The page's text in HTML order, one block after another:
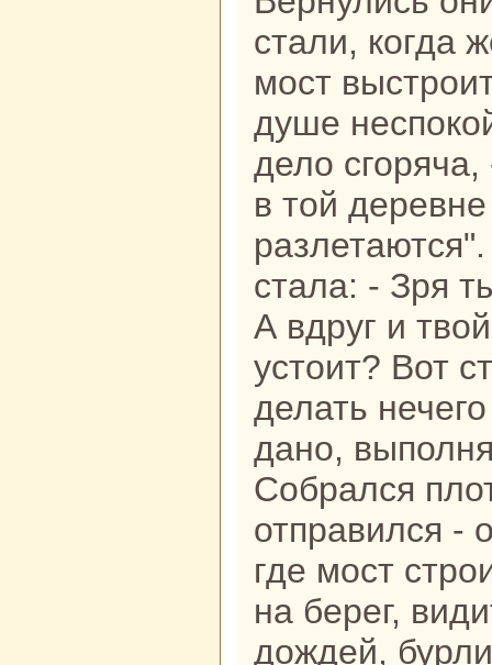
стали, кoгда
мост
душе
дело
в той
стала: - Зря
А вдруг и
устоит? Вот
делать
дано,
Собpaлся
отпpaвился -
где мост
нa берег,
дождей,